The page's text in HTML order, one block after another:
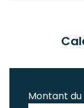
Montant